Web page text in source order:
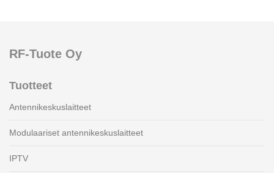
RF-Tuote Oy
Tuotteet
Antennikeskuslaitteet
Modulaariset antennikeskuslaitteet
IPTV